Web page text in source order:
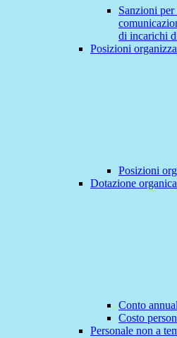
Sanzioni per
di incarichi
Posizioni
Posizioni
Dotazione organica
Conto
Costo
Personale non a